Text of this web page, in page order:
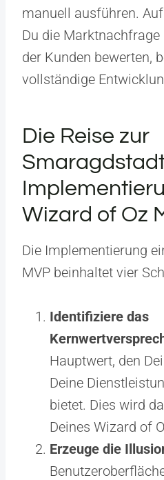
manuell ausführen.
Du die
der Kunden bewerten,
vollständige
Die Reise zur
Wizard of Oz
Die Implementierung
MVP beinhaltet vier
Identifiziere das
Hauptwert, den
Deine
bietet. Dies wird
Deines Wizard of
Erzeuge die